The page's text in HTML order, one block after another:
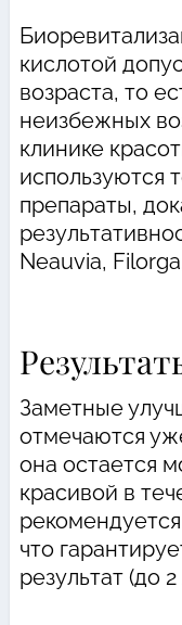
кислотой
возраста, то
неизбежных
клинике
используются
препараты,
Neauvia,
Заметные
отмечаются
она остается
красивой в
что
результат (до 2